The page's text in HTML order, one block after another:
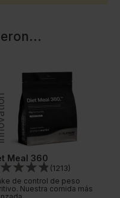
...
Meal 360
(1213)
de control de peso
Nuestra comida más